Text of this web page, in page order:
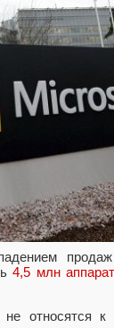
4,5 млн
относятся